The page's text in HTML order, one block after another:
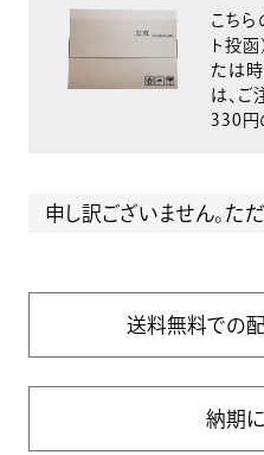
こちら
ト投
たは
は、
330円
申し訳ございません。た
送料無料での
納期